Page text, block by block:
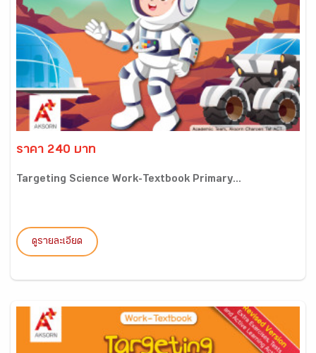
ราคา 240 บาท
Targeting Science Work-Textbook Primary...
ดูรายละเอียด